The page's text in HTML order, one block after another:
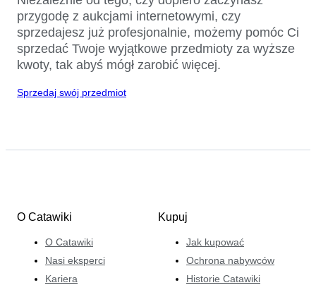
przygodę z aukcjami internetowymi, czy
sprzedajesz już profesjonalnie, możemy pomóc Ci
sprzedać Twoje wyjątkowe przedmioty za wyższe
kwoty, tak abyś mógł zarobić więcej.
Sprzedaj swój przedmiot
O Catawiki
O Catawiki
Nasi eksperci
Kariera
Kupuj
Jak kupować
Ochrona nabywców
Historie Catawiki